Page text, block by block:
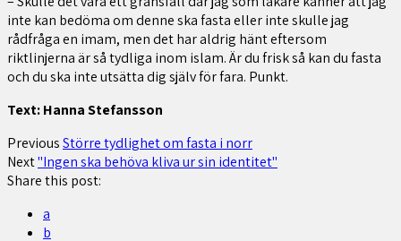
inte kan bedöma om denne ska fasta eller inte skulle jag
rådfråga en imam, men det har aldrig hänt eftersom
riktlinjerna är så tydliga inom islam. Är du frisk så kan du fasta
och du ska inte utsätta dig själv för fara. Punkt.
Text: Hanna Stefansson
PreviousStörre tydlighet om fasta i norr
Next"Ingen ska behöva kliva ur sin identitet"
Share this post:
a
b